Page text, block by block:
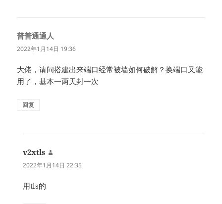
普普通通人
道：
2022年1月14日 19:36
大佬，请问搭建出来端口经常被墙如何破解？换端口又能
用了，基本一两天封一次
回复
v2xtls
道：
2022年1月14日 22:35
用tls的